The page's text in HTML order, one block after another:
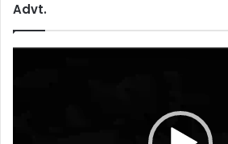
Advt.